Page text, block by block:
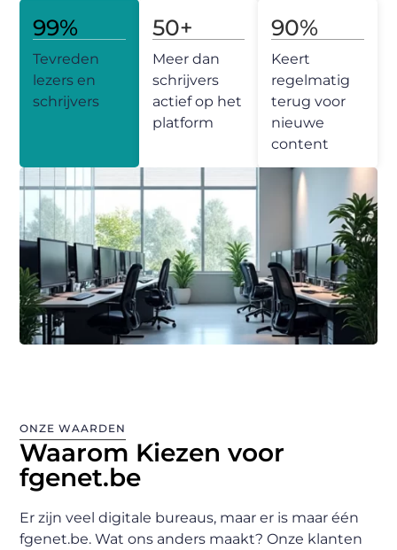
99%
Tevreden
lezers en
schrijvers
50+
Meer dan
schrijvers
actief op het
platform
90%
Keert
regelmatig
terug voor
nieuwe
content
ONZE WAARDEN
Waarom Kiezen voor
fgenet.be
Er zijn veel digitale bureaus, maar er is maar één
fgenet.be. Wat ons anders maakt? Onze klanten